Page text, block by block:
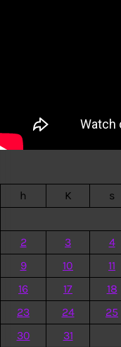
h
K s
2
3 4
9
10 11
16
17 18
23
24 25
30
31